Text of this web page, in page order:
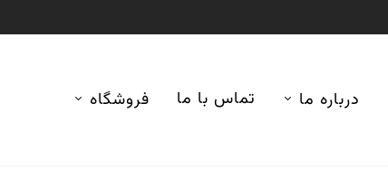
درباره ما تماس با ما فروشگاه